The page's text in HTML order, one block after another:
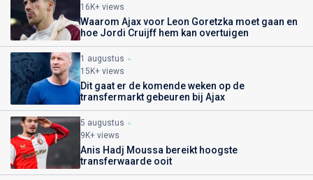
16K+ views
Waarom Ajax voor Leon Goretzka moet gaan en
hoe Jordi Cruijff hem kan overtuigen
1 augustus
15K+ views
Dit gaat er de komende weken op de
transfermarkt gebeuren bij Ajax
5 augustus
9K+ views
Anis Hadj Moussa bereikt hoogste
transferwaarde ooit